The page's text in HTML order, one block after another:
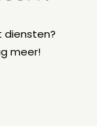
diensten?
meer!